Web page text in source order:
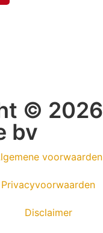
© 2026
bv
voorwaarden
Privacyvoorwaarden
Disclaimer